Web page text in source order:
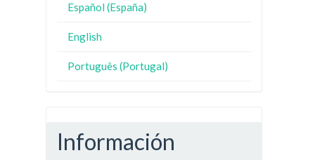
Español (España)
English
Português (Portugal)
Información